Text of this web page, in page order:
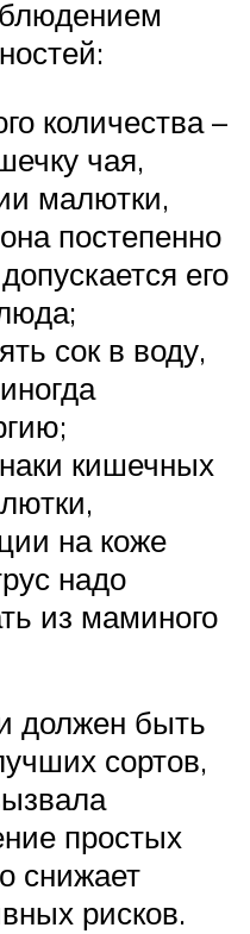
количества –
чая,
малютки,
постепенно
его
сок в воду,
кишечных
на коже
надо
из маминого
должен быть
сортов,
простых
снижает
рисков.